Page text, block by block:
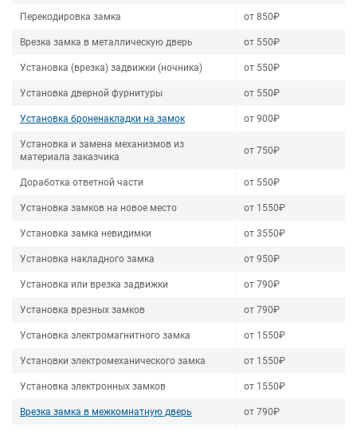
Перекодировка замка от 850₽
Врезка замка в металлическую дверь от 550₽
Установка (врезка) задвижки (ночника) от 550₽
Установка дверной фурнитуры от 550₽
Установка броненакладки на замок от 900₽
Установка и замена механизмов из
материала заказчика
от 750₽
Доработка ответной части от 550₽
Установка замков на новое место от 1550₽
Установка замка невидимки от 3550₽
Установка накладного замка от 950₽
Установка или врезка задвижки от 790₽
Установка врезных замков от 790₽
Установка электромагнитного замка от 1550₽
Установки электромеханического замка от 1550₽
Установка электронных замков от 1550₽
Врезка замка в межкомнатную дверь от 790₽